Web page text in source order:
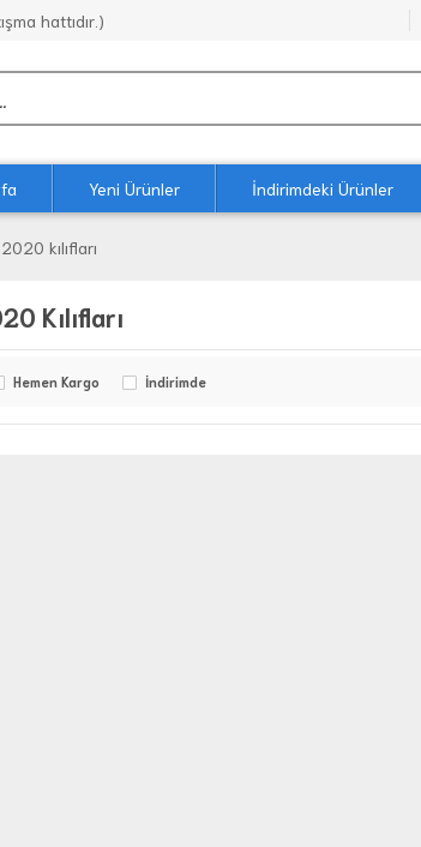
hattıdır.)
Yeni Ürünler İndirimdeki Ürünler
kılıfları
Kılıfları
Hemen Kargo İndirimde